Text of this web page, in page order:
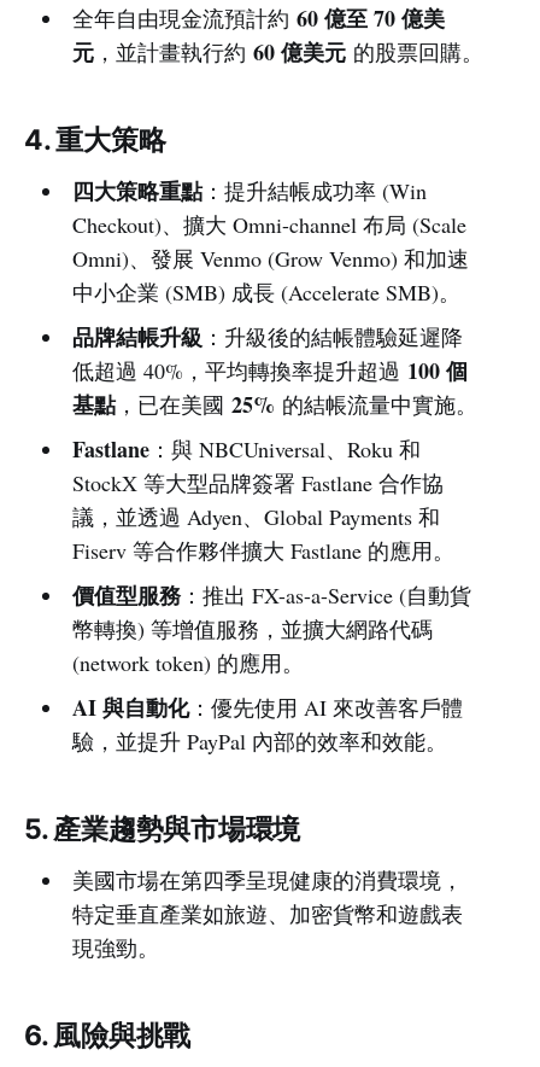
全年自由現金流預計約 60 億至 70 億美
元，並計畫執行約 60 億美元的股票回購。
4. 重大策略
四大策略重點：提升結帳成功率 (Win
Checkout)、擴大 Omni-channel 布局 (Scale
Omni)、發展 Venmo (Grow Venmo) 和加速
中小企業 (SMB) 成長 (Accelerate SMB)。
品牌結帳升級 ：升級後的結帳體驗延遲降
低超過 40%，平均轉換率提升超過 100 個
基點，已在美國 25% 的結帳流量中實施。
Fastlane：與 NBCUniversal、Roku 和
StockX 等大型品牌簽署 Fastlane 合作協
議，並透過 Adyen、Global Payments 和
Fiserv 等合作夥伴擴大 Fastlane 的應用。
價值型服務：推出 FX-as-a-Service (自動貨
幣轉換) 等增值服務，並擴大網路代碼
(network token) 的應用。
AI 與自動化：優先使用 AI 來改善客戶體
驗，並提升 PayPal 內部的效率和效能。
5. 產業趨勢與市場環境
美國市場在第四季呈現健康的消費環境，
特定垂直產業如旅遊、加密貨幣和遊戲表
現強勁。
6. 風險與挑戰